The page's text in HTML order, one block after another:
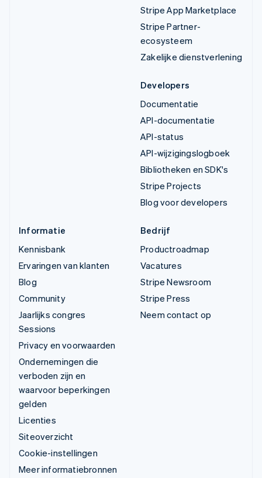
Stripe App Marketplace
Stripe Partner-
ecosysteem
Zakelijke dienstverlening
Developers
Documentatie
API-documentatie
API-status
API-wijzigingslogboek
Bibliotheken en SDK's
Stripe Projects
Blog voor developers
Informatie
Kennisbank
Ervaringen van klanten
Blog
Community
Jaarlijks congres
Sessions
Privacy en voorwaarden
Ondernemingen die
verboden zijn en
waarvoor beperkingen
gelden
Licenties
Siteoverzicht
Cookie-instellingen
Meer informatiebronnen
Bedrijf
Productroadmap
Vacatures
Stripe Newsroom
Stripe Press
Neem contact op